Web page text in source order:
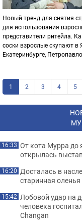
Новый тренд для снятия
для использования
представители ритейла.
соски взрослые скупают в
Екатеринбурге,
1 2 3 4 5
16:33 От кота Мурра до
открылась
16:20 Досталась в
старинная оленья
15:42 Лобовой удар на
человека
Changan